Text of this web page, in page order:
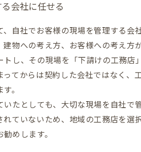
会社に任せる
自社でお客様の現場を管理する会
建物への考え方、お客様への考え方
し、その現場を「下請けの工務店
ってからは契約した会社ではなく、
。
いたとしても、大切な現場を自社で
れていないため、地域の工務店を選
めします。